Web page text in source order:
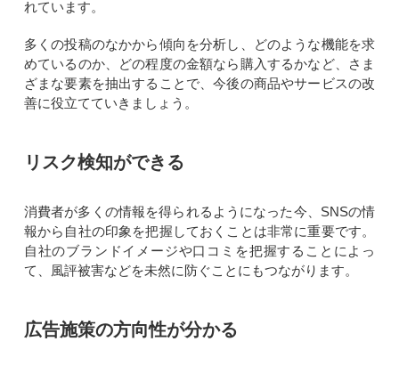
れています。
多くの投稿のなかから傾向を分析し、どのような機能を求
めているのか、どの程度の金額なら購入するかなど、さま
ざまな要素を抽出することで、今後の商品やサービスの改
善に役立てていきましょう。
リスク検知ができる
消費者が多くの情報を得られるようになった今、SNSの情
報から自社の印象を把握しておくことは非常に重要です。
自社のブランドイメージや口コミを把握することによっ
て、風評被害などを未然に防ぐことにもつながります。
広告施策の方向性が分かる